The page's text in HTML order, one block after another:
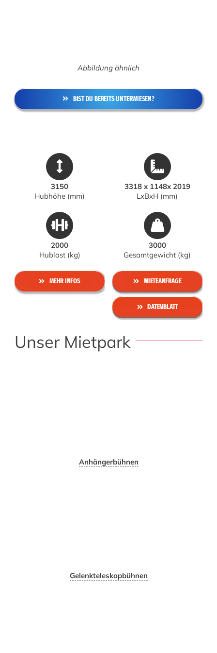
Abbildung ähnlich
BIST DU BEREITS UNTERWIESEN?
3150
Hubhöhe (mm)
2000
Hublast (kg)
MEHR INFOS
3318 x 1148x 2019
LxBxH (mm)
3000
Gesamtgewicht (kg)
MIETEANFRAGE
DATENBLATT
Unser Mietpark
Anhängerbühnen
Gelenkteleskopbühnen